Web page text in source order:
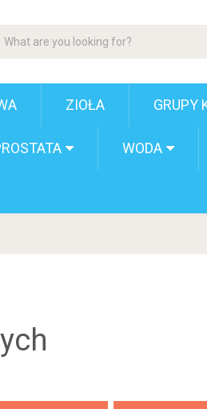
ZIOŁA GRUPY
WODA